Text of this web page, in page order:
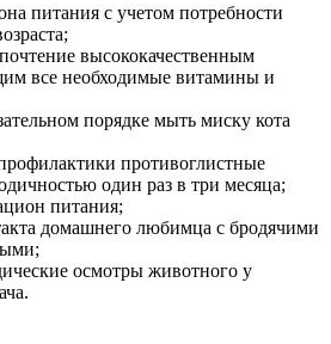
питания с учетом потребности
высококачественным
все необходимые витамины и
порядке мыть миску кота
противоглистные
один раз в три месяца;
питания;
домашнего любимца с бродячими
осмотры животного у